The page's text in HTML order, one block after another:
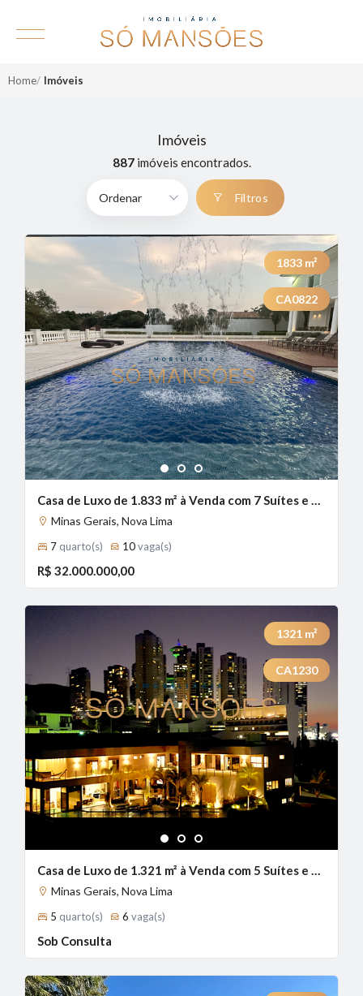
Home Imóveis
Imóveis
887imóveis encontrados.
Filtros
1 2 3
1833 m²
CA0822
Casa de Luxo de 1.833 m² à Venda com 7 Suítes e Piscina Aquecida no Lagoa do Miguelão, Nova Lima - MG
Minas Gerais, Nova Lima
7 quarto(s) 10vaga(s)
R$ 32.000.000,00
1 2 3
1321 m²
CA1230
Casa de Luxo de 1.321 m² à Venda com 5 Suítes e Vista Panorâmica no Condomínio Village Terrasse, Nova Lima - MG
Minas Gerais, Nova Lima
5 quarto(s) 6 vaga(s)
Sob Consulta